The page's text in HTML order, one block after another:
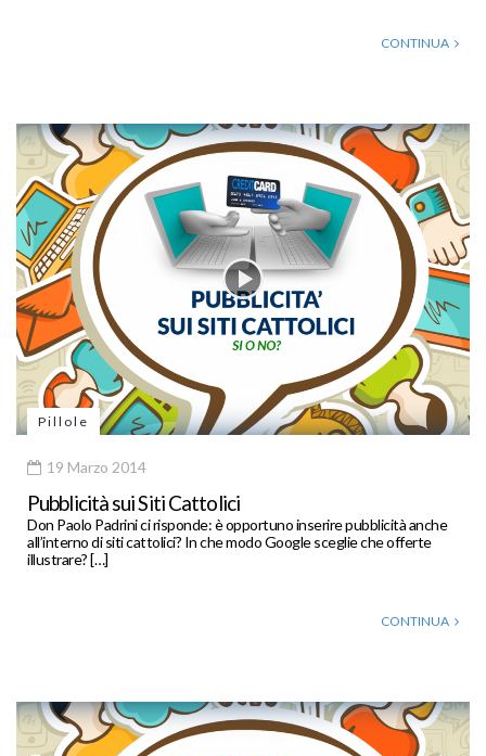
CONTINUA
Pillole
19 Marzo 2014
Pubblicità sui Siti Cattolici
Don Paolo Padrini ci risponde: è opportuno inserire pubblicità anche
all’interno di siti cattolici? In che modo Google sceglie che offerte
illustrare? […]
CONTINUA